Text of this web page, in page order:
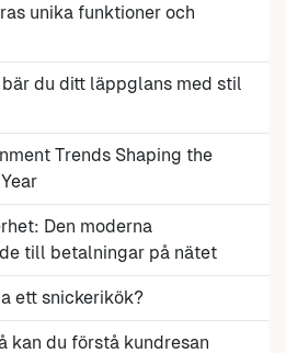
unika funktioner och
du ditt läppglans med stil
Trends Shaping the
Den moderna
till betalningar på nätet
ett snickerikök?
kan du förstå kundresan